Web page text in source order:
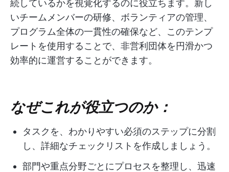
続しているかを視覚化するのに役立ちます。新し
いチームメンバーの研修、ボランティアの管理、
プログラム全体の一貫性の確保など、このテンプ
レートを使用することで、非営利団体を円滑かつ
効率的に運営することができます。
なぜこれが役立つのか：
タスクを、わかりやすい必須のステップに分割
し、詳細なチェックリストを作成しましょう。
部門や重点分野ごとにプロセスを整理し、迅速